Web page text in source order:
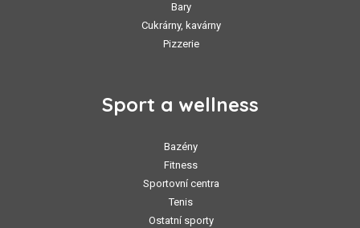
Bary
Cukrárny, kavárny
Pizzerie
Sport a wellness
Bazény
Fitness
Sportovní centra
Tenis
Ostatní sporty